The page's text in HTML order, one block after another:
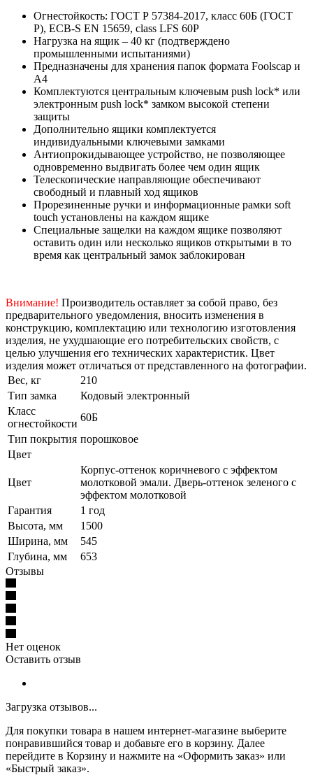
Огнестойкость: ГОСТ Р 57384-2017, класс 60Б (ГОСТ
Р), ECB-S EN 15659, class LFS 60P
Нагрузка на ящик – 40 кг (подтверждено
промышленными испытаниями)
Предназначены для хранения папок формата Foolscap и
A4
Комплектуются центральным ключевым push lock* или
электронным push lock* замком высокой степени
защиты
Дополнительно ящики комплектуется
индивидуальными ключевыми замками
Антиопрокидывающее устройство, не позволяющее
одновременно выдвигать более чем один ящик
Телескопические направляющие обеспечивают
свободный и плавный ход ящиков
Прорезиненные ручки и информационные рамки soft
touch установлены на каждом ящике
Специальные защелки на каждом ящике позволяют
оставить один или несколько ящиков открытыми в то
время как центральный замок заблокирован
Внимание! Производитель оставляет за собой право, без
предварительного уведомления, вносить изменения в
конструкцию, комплектацию или технологию изготовления
изделия, не ухудшающие его потребительских свойств, с
целью улучшения его технических характеристик. Цвет
изделия может отличаться от представленного на фотографии.
Вес, кг
210
Тип замка
Кодовый электронный
Класс
огнестойкости
60Б
Тип покрытия порошковое
Цвет
Цвет
Корпус-оттенок коричневого с эффектом
молотковой эмали. Дверь-оттенок зеленого с
эффектом молотковой
Гарантия
1 год
Высота, мм
1500
Ширина, мм
545
Глубина, мм
653
Отзывы
Нет оценок
Оставить отзыв
Загрузка отзывов...
Для покупки товара в нашем интернет-магазине выберите
понравившийся товар и добавьте его в корзину. Далее
перейдите в Корзину и нажмите на «Оформить заказ» или
«Быстрый заказ».